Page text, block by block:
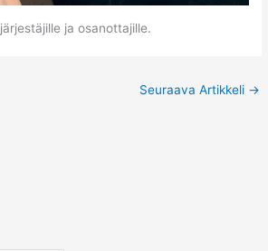
ja osanottajille.
Seuraava Artikkeli →